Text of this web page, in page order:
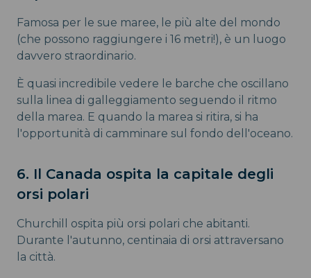
Famosa per le sue maree, le più alte del mondo
(che possono raggiungere i 16 metri!), è un luogo
davvero straordinario.
È quasi incredibile vedere le barche che oscillano
sulla linea di galleggiamento seguendo il ritmo
della marea. E quando la marea si ritira, si ha
l'opportunità di camminare sul fondo dell'oceano.
6. Il Canada ospita la capitale degli
orsi polari
Churchill ospita più orsi polari che abitanti.
Durante l'autunno, centinaia di orsi attraversano
la città.